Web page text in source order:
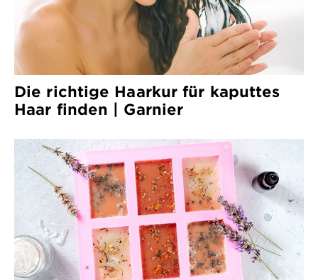
Die richtige Haarkur für kaputtes
Haar finden | Garnier